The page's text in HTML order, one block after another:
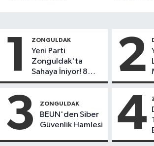
1 ZONGULDAK
Yeni Parti
Zonguldak'ta
Sahaya İniyor! 8
İlçede Kurucu
Başladı
2
3 ZONGULDAK
BEUN'den Siber
Güvenlik Hamlesi
4